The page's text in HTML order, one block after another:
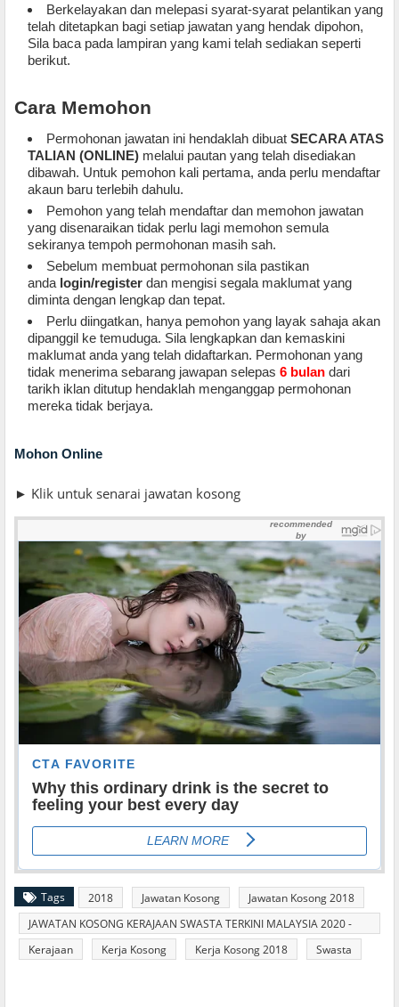
Berkelayakan dan melepasi syarat-syarat pelantikan yang
telah ditetapkan bagi setiap jawatan yang hendak dipohon,
Sila baca pada lampiran yang kami telah sediakan seperti
berikut.
Cara Memohon
Permohonan jawatan ini hendaklah dibuat SECARA ATAS
TALIAN (ONLINE) melalui pautan yang telah disediakan
dibawah. Untuk pemohon kali pertama, anda perlu mendaftar
akaun baru terlebih dahulu.
Pemohon yang telah mendaftar dan memohon jawatan
yang disenaraikan tidak perlu lagi memohon semula
sekiranya tempoh permohonan masih sah.
Sebelum membuat permohonan sila pastikan
anda login/register dan mengisi segala maklumat yang
diminta dengan lengkap dan tepat.
Perlu diingatkan, hanya pemohon yang layak sahaja akan
dipanggil ke temuduga. Sila lengkapkan dan kemaskini
maklumat anda yang telah didaftarkan. Permohonan yang
tidak menerima sebarang jawapan selepas 6 bulan dari
tarikh iklan ditutup hendaklah menganggap permohonan
mereka tidak berjaya.
Mohon Online
► Klik untuk senarai jawatan kosong
Tags 2018 Jawatan Kosong
Jawatan Kosong 2018
JAWATAN KOSONG KERAJAAN SWASTA TERKINI MALAYSIA 2020 -
2021
Kerajaan Kerja Kosong Kerja Kosong 2018 Swasta